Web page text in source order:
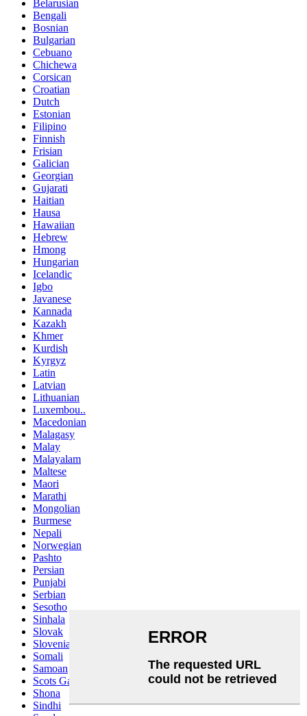
Belarusian
Bengali
Bosnian
Bulgarian
Cebuano
Chichewa
Corsican
Croatian
Dutch
Estonian
Filipino
Finnish
Frisian
Galician
Georgian
Gujarati
Haitian
Hausa
Hawaiian
Hebrew
Hmong
Hungarian
Icelandic
Igbo
Javanese
Kannada
Kazakh
Khmer
Kurdish
Kyrgyz
Latin
Latvian
Lithuanian
Luxembou..
Macedonian
Malagasy
Malay
Malayalam
Maltese
Maori
Marathi
Mongolian
Burmese
Nepali
Norwegian
Pashto
Persian
Punjabi
Serbian
Sesotho
Sinhala
Slovak
Slovenian
Somali
Samoan
Scots Gaelic
Shona
Sindhi